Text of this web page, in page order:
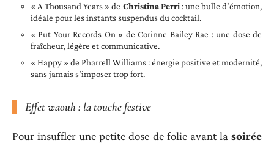
« A Thousand Years » de Christina Perri: une bulle d’émotion,
idéale pour les instants suspendus du cocktail.
« Put Your Records On » de Corinne Bailey Rae : une dose de
fraîcheur, légère et communicative.
« Happy » de Pharrell Williams : énergie positive et modernité,
sans jamais s’imposer trop fort.
Effet waouh : la touche festive
Pour insuffler une petite dose de folie avant la soirée